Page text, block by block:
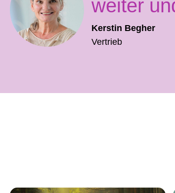
weiter
Kerstin Begher
Vertrieb